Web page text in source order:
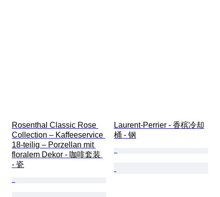
Rosenthal Classic Rose
Collection – Kaffeeservice
18-teilig – Porzellan mit
floralem Dekor - 咖啡套装
- 瓷
Laurent-Perrier - 香槟冷却
桶 - 钢